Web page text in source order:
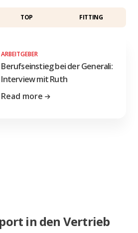
TOP FITTING
ARBEITGEBER
Berufseinstieg bei der Generali:
Interview mit Ruth
Read more
in den Vertrieb